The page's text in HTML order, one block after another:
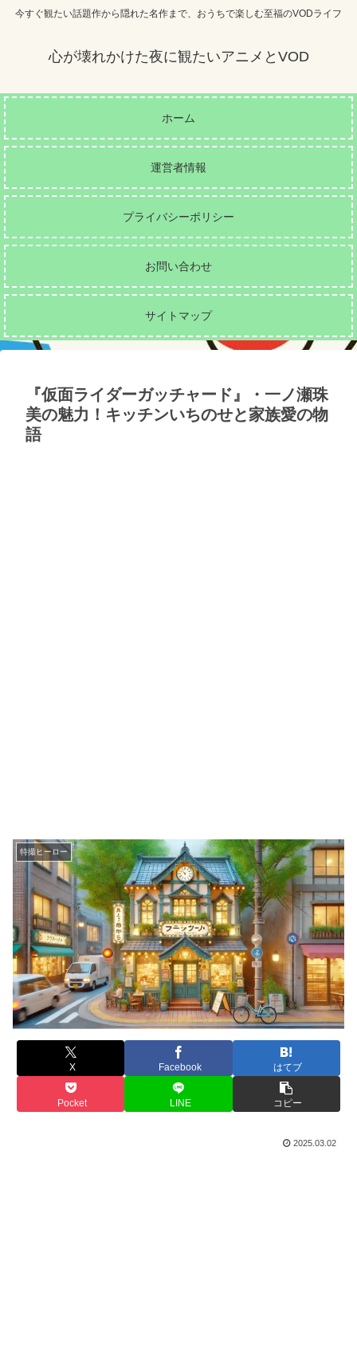
今すぐ観たい話題作から隠れた名作まで、おうちで楽しむ至福のVODライフ
心が壊れかけた夜に観たいアニメとVOD
ホーム
運営者情報
プライバシーポリシー
お問い合わせ
サイトマップ
『仮面ライダーガッチャード』・一ノ瀬珠
美の魅力！キッチンいちのせと家族愛の物
語
特撮ヒーロー
X Facebook はてブ
Pocket LINE コピー
2025.03.02